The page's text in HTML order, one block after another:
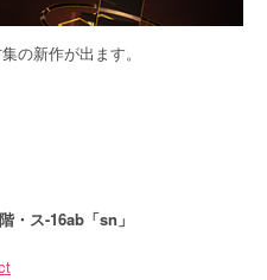
の新作が出ます。
・ス-16ab「sn」